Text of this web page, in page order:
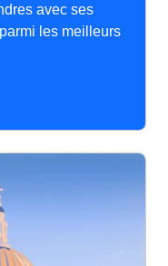
avec ses
les meilleurs